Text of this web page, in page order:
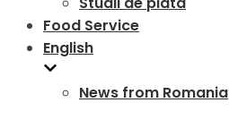
Food Service
English
News from Romania